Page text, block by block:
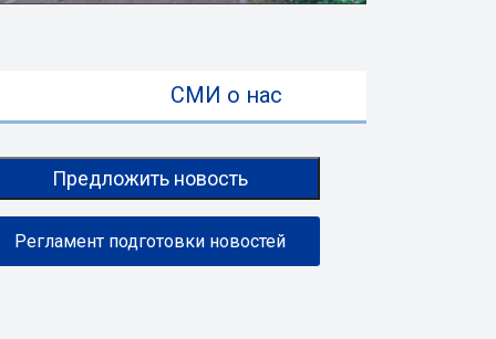
СМИ о нас
Предложить новость
Регламент подготовки новостей